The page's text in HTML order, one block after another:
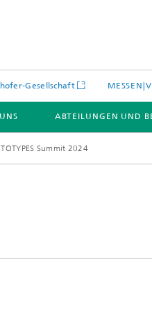
Gesellschaft
ABTEILUNGEN UND
und Leistungen
Summit 2024